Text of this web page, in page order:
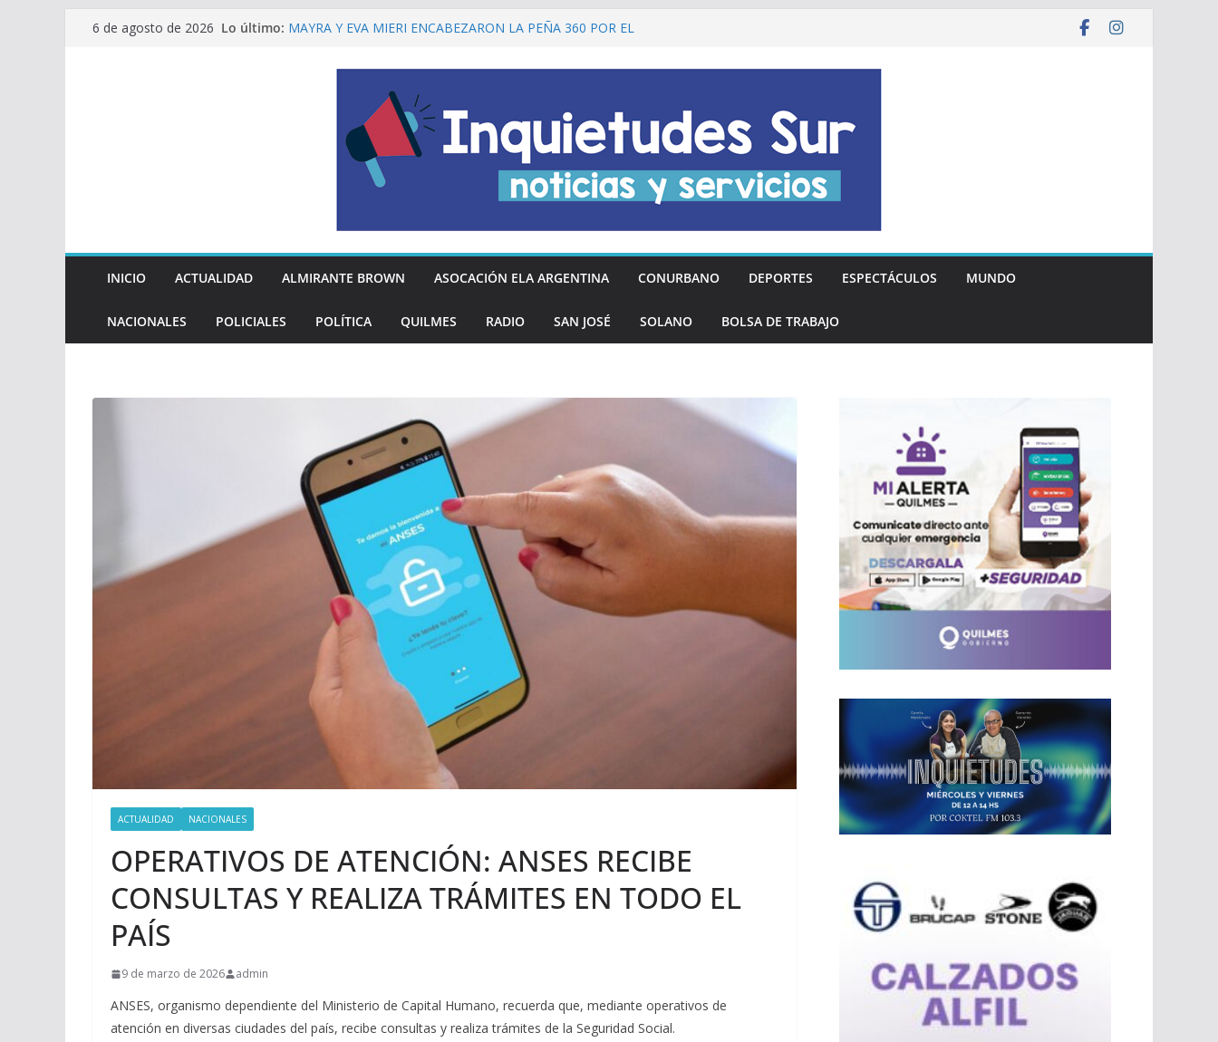
Saltar6 de agosto de 2026 Lo último: La Diócesis de Quilmes recordó a Jorge Novak a 25 años de
INDEPENDENCIA ARGENTINA
ALTE BROWN LANZÓ DESCUENTOS DEL 20% EN
PELUQUERÍAS TODOS LOS DÍAS MIÉRCOLES
Encuesta: qué piensan los hinchas argentinos de las nuevas
reglas del Mundial
EL MUNICIPIO ENTREGÓ MÁS DE 20 PRÓTESIS DENTALES
A VECINAS Y VECINOS DE QUILMES OESTE
INICIO ACTUALIDAD ALMIRANTE BROWN ASOCACIÓN ELA ARGENTINA CONURBANO DEPORTES ESPECTÁCULOS MUNDO
NACIONALES POLICIALES POLÍTICA QUILMES RADIO SAN JOSÉ SOLANO BOLSA DE TRABAJO
ACTUALIDAD NACIONALES
OPERATIVOS DE ATENCIÓN: ANSES RECIBE
CONSULTAS Y REALIZA TRÁMITES EN TODO EL
PAÍS
9 de marzo de 2026 admin
ANSES, organismo dependiente del Ministerio de Capital Humano, recuerda que, mediante operativos de
atención en diversas ciudades del país, recibe consultas y realiza trámites de la Seguridad Social.